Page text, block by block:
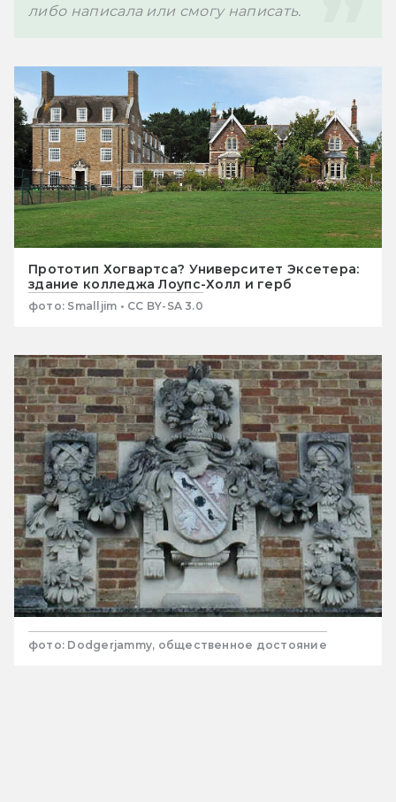
либо написала или смогу написать.
Прототип Хогвартса? Университет Эксетера:
здание колледжа Лоупс-Холл и герб
фото: Smalljim • CC BY-SA 3.0
фото: Dodgerjammy, общественное достояние